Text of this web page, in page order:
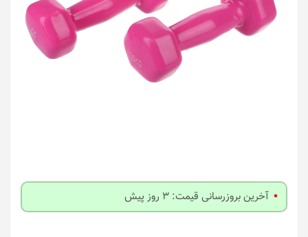
آخرین بروزرسانی قیمت: 3 روز پیش